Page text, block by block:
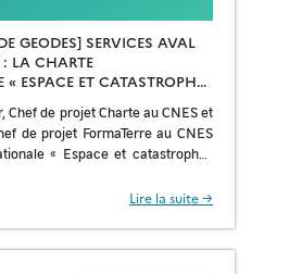
GEODES] SERVICES AVAL
: LA CHARTE
ESPACE ET CATASTROPHES
CIEST2
Chef de projet Charte au CNES et
de projet FormaTerre au CNES
« Espace et catastrophes
Lire la suite →